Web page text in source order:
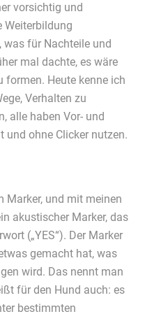
vorsichtig und
Weiterbildung
für Nachteile und
mal dachte, es wäre
formen. Heute kenne ich
Verhalten zu
alle haben Vor- und
und ohne Clicker nutzen.
Marker, und mit meinen
akustischer Marker, das
(„YES“). Der Marker
gemacht hat, was
wird. Das nennt man
für den Hund auch: es
bestimmten